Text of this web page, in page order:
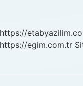
https://
https://egim.com.tr